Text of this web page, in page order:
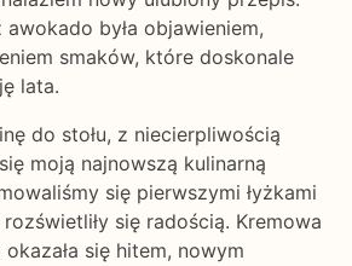
była objawieniem,
smaków, które doskonale
lata.
do stołu, z niecierpliwością
moją najnowszą kulinarną
się pierwszymi łyżkami
się radością. Kremowa
się hitem, nowym